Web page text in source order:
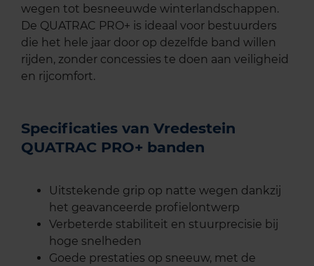
wegen tot besneeuwde winterlandschappen.
De QUATRAC PRO+ is ideaal voor bestuurders
die het hele jaar door op dezelfde band willen
rijden, zonder concessies te doen aan veiligheid
en rijcomfort.
Specificaties van Vredestein
QUATRAC PRO+ banden
Uitstekende grip op natte wegen dankzij
het geavanceerde profielontwerp
Verbeterde stabiliteit en stuurprecisie bij
hoge snelheden
Goede prestaties op sneeuw, met de